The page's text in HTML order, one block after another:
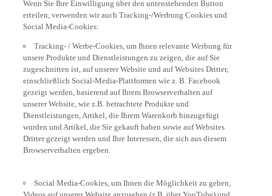
erteilen, verwenden wir auch Tracking-/Werbung Cookies und
Social Media-Cookies:
unsere Produkte und Dienstleistungen zu zeigen, die auf Sie
zugeschnitten ist, auf unserer Website und auf Websites Dritter,
einschließlich Social-Media-Plattformen wie z. B. Facebook
unserer Website, wie z.B. betrachtete Produkte und
Dienstleistungen, Artikel, die Ihrem Warenkorb hinzugefügt
wurden und Artikel, die Sie gekauft haben sowie auf Websites
Dritter gezeigt werden und Ihre Interessen, die sich aus diesem
Browserverhalten ergeben.
Videos auf unserer Website anzusehen (z.B. über YouTube) und